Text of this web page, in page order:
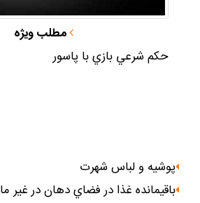
مطلب ويژه
حكم شرعي بازي با پاسور
پوشيه و لباس شهرت
باقيمانده غذا در فضاي دهان در غير